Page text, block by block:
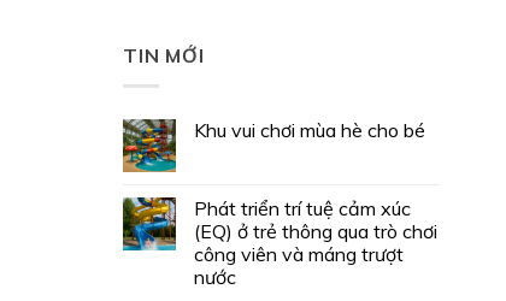
TIN MỚI
Khu vui chơi mùa hè cho bé
Phát triển trí tuệ cảm xúc
(EQ) ở trẻ thông qua trò chơi
công viên và máng trượt
nước